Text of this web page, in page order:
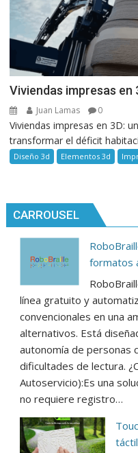
Viviendas impresas en
Juan Lamas 0
Viviendas impresas en 3D:
transformar el déficit
Diseño 3d Elementos 3d
CARROUSEL
formatos
línea gratuito y
convencionales en una
alternativos. Está
autonomía de personas
dificultades de lectura.
Autoservicio):Es una
no requiere registro…